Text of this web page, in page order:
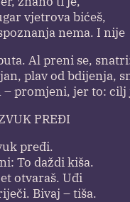
vjetrova bićeš,
nema. I nije
Al preni se,
plav od bdijenja,
– promjeni, jer to: cilj
PREĐI
pređi.
To daždi kiša.
otvaraš. Uđi
Bivaj – tiša.